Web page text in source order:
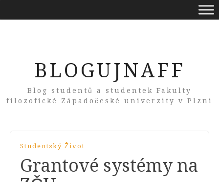
BLOGUJNAFF
Blog studentů a studentek Fakulty
filozofické Západočeské univerzity v Plzni
Studentský Život
Grantové systémy na